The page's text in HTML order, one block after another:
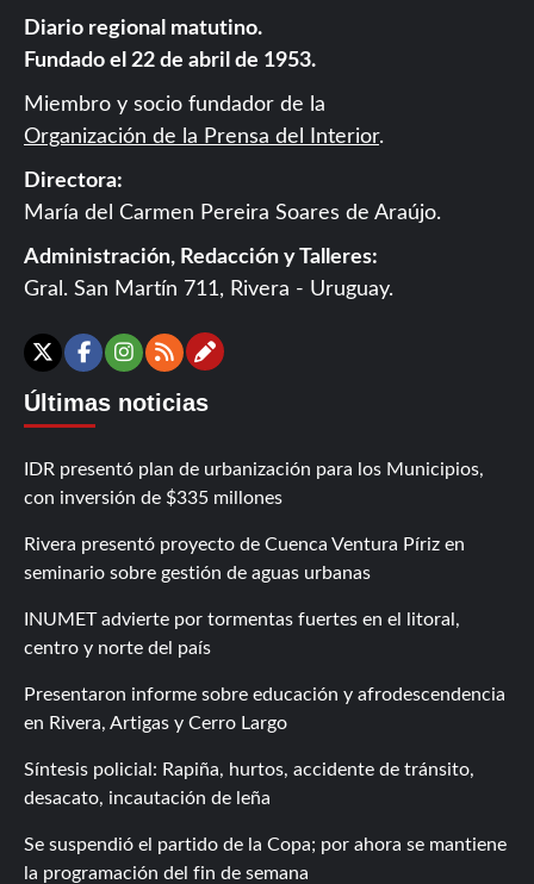
Diario regional matutino.
Fundado el 22 de abril de 1953.
Miembro y socio fundador de la
Organización de la Prensa del Interior.
Directora:
María del Carmen Pereira Soares de Araújo.
Administración, Redacción y Talleres:
Gral. San Martín 711, Rivera - Uruguay.
X Facebook
Instagram
RSSContáctanos
Últimas noticias
IDR presentó plan de urbanización para los Municipios,
con inversión de $335 millones
Rivera presentó proyecto de Cuenca Ventura Píriz en
seminario sobre gestión de aguas urbanas
INUMET advierte por tormentas fuertes en el litoral,
centro y norte del país
Presentaron informe sobre educación y afrodescendencia
en Rivera, Artigas y Cerro Largo
Síntesis policial: Rapiña, hurtos, accidente de tránsito,
desacato, incautación de leña
Se suspendió el partido de la Copa; por ahora se mantiene
la programación del fin de semana